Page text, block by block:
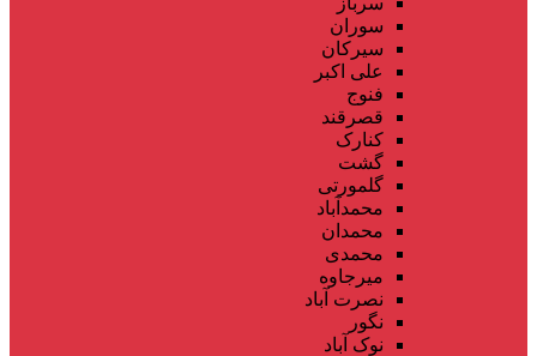
سوران
سیرکان
علی اکبر
فنوج
قصرقند
کنارک
گشت
گلمورتی
محمدآباد
محمدان
محمدی
میرجاوه
نصرت آباد
نگور
نوک آباد